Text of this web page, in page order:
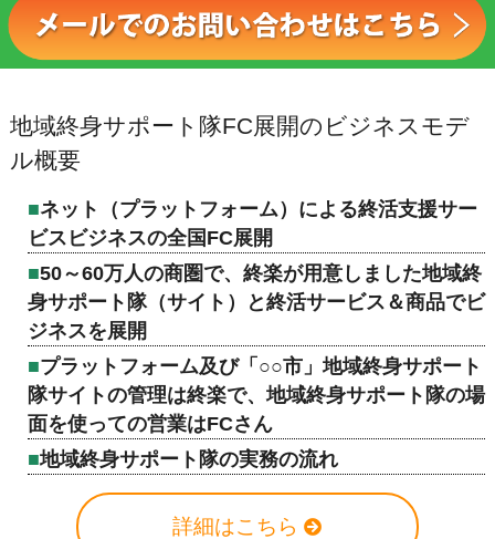
地域終身サポート隊FC展開のビジネスモデ
ル概要
ネット（プラットフォーム）による終活支援サー
ビスビジネスの全国FC展開
50～60万人の商圏で、終楽が用意しました地域終
身サポート隊（サイト）と終活サービス＆商品でビ
ジネスを展開
プラットフォーム及び「○○市」地域終身サポート
隊サイトの管理は終楽で、地域終身サポート隊の場
面を使っての営業はFCさん
地域終身サポート隊の実務の流れ
詳細はこちら